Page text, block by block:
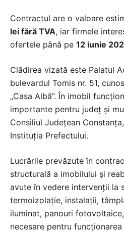
Contractul are o valoare
lei fără TVA, iar firmele
ofertele până pe 12 iunie
Clădirea vizată este Palatul
bulevardul Tomis nr. 51,
„Casa Albă”. În imobil
importante pentru județ și
Consiliul Județean
Instituția Prefectului.
Lucrările prevăzute în
structurală a imobilului și
avute în vedere intervenții la
termoizolație, instalații,
iluminat, panouri
necesare pentru